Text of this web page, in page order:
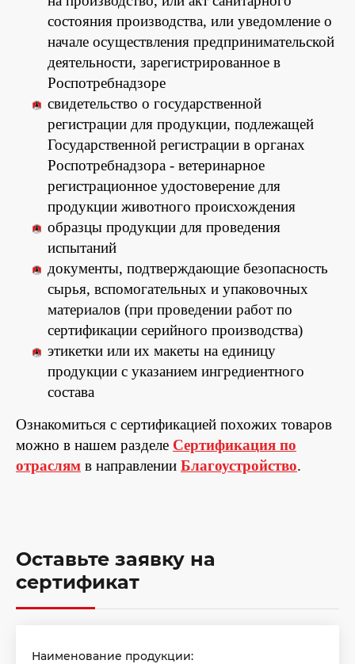
состояния производства, или уведомление о
начале осуществления предпринимательской
деятельности, зарегистрированное в
Роспотребнадзоре
свидетельство о государственной
регистрации для продукции, подлежащей
Государственной регистрации в органах
Роспотребнадзора - ветеринарное
регистрационное удостоверение для
продукции животного происхождения
образцы продукции для проведения
испытаний
документы, подтверждающие безопасность
сырья, вспомогательных и упаковочных
материалов (при проведении работ по
сертификации серийного производства)
этикетки или их макеты на единицу
продукции с указанием ингредиентного
состава
Ознакомиться с сертификацией похожих товаров
можно в нашем разделе Сертификация по
отраслям в направлении Благоустройство.
Оставьте заявку на
сертификат
Наименование продукции: